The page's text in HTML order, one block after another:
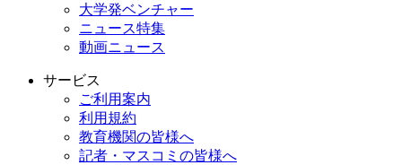
大学発ベンチャー
ニュース特集
動画ニュース
サービス
ご利用案内
利用規約
教育機関の皆様へ
記者・マスコミの皆様へ